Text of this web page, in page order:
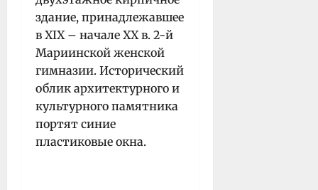
здание, принадлежавшее
в XIX – начале XX в. 2-й
Мариинской женской
гимназии. Исторический
облик архитектурного и
культурного памятника
портят синие
пластиковые окна.